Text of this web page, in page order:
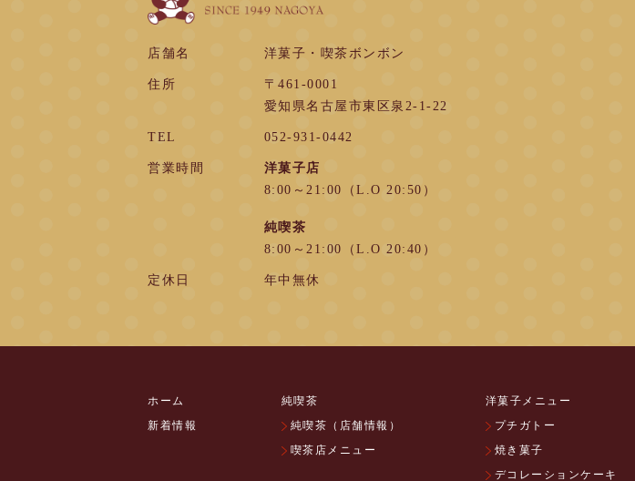
店舗名 洋菓子・喫茶ボンボン
住所
〒461-0001
愛知県名古屋市東区泉2-1-22
TEL 052-931-0442
営業時間
洋菓子店
8:00～21:00（L.O 20:50）
純喫茶
8:00～21:00（L.O 20:40）
定休日 年中無休
ホーム
新着情報
純喫茶
純喫茶（店舗情報）
喫茶店メニュー
洋菓子メニュー
プチガトー
焼き菓子
デコレーションケーキ